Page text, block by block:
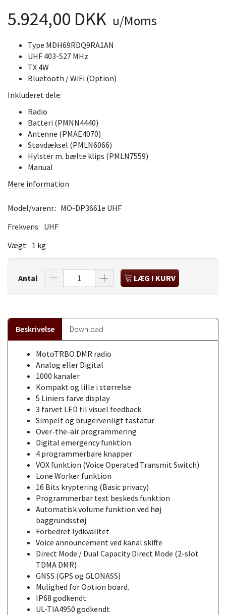
5.924,00 DKK u/Moms
Type MDH69RDQ9RA1AN
UHF 403-527 MHz
TX 4W
Bluetooth / WiFi (Option)
Inkluderet dele:
Radio
Batteri (PMNN4440)
Antenne (PMAE4070)
Støvdæksel (PMLN6066)
Hylster m. bælte klips (PMLN7559)
Manual
Mere information
Model/varenr.: MO-DP3661e UHF
Frekvens: UHF
Vægt: 1 kg
Antal LÆG I KURV
Beskrivelse Download
MotoTRBO DMR radio
Analog eller Digital
1000 kanaler
Kompakt og lille i størrelse
5 Liniers farve display
3 farvet LED til visuel feedback
Simpelt og brugervenligt tastatur
Over-the-air programmering
Digital emergency funktion
4 programmerbare knapper
VOX funktion (Voice Operated Transmit Switch)
Lone Worker funktion
16 Bits kryptering (Basic privacy)
Programmerbar text beskeds funktion
Automatisk volume funktion ved høj
baggrundsstøj
Forbedret lydkvalitet
Voice announcement ved kanal skifte
Direct Mode / Dual Capacity Direct Mode (2-slot
TDMA DMR)
GNSS (GPS og GLONASS)
Mulighed for Option board.
IP68 godkendt
UL-TIA4950 godkendt